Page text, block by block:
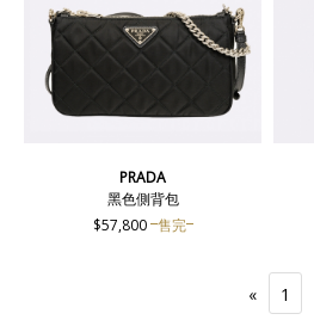
PRADA
黑色側背包
$57,800 售完
« 1